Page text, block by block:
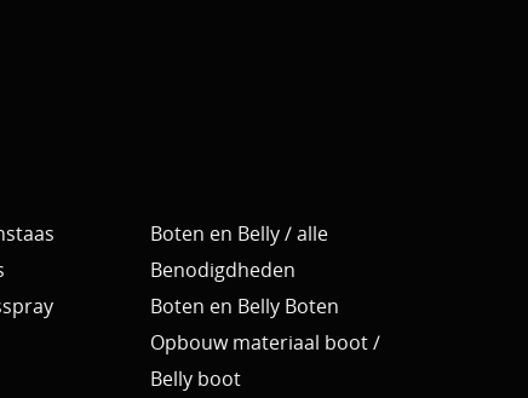
Boten en Belly / alle
Benodigdheden
Boten en Belly Boten
Opbouw materiaal boot /
Belly boot